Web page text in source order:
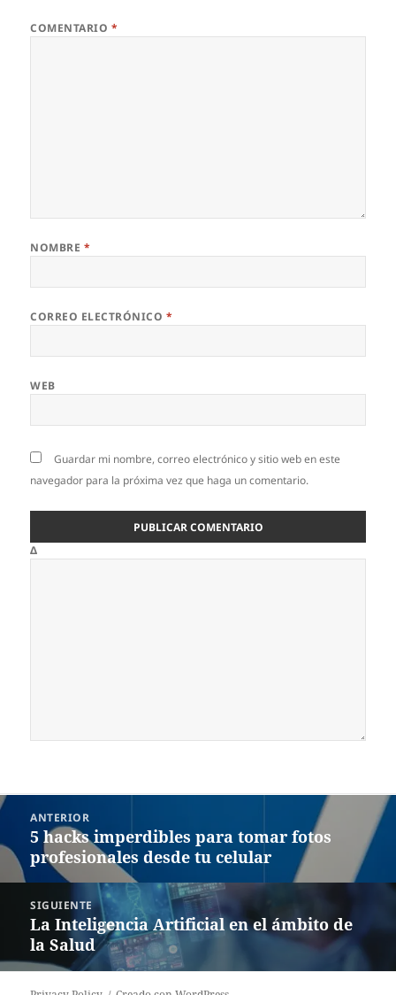
COMENTARIO *
NOMBRE *
CORREO ELECTRÓNICO *
WEB
Guardar mi nombre, correo electrónico y sitio web en este
navegador para la próxima vez que haga un comentario.
Δ
Navegación
entradas
ANTERIOR
Entrada
anterior:
5 hacks imperdibles para tomar fotos
profesionales desde tu celular
SIGUIENTE
Siguiente
entrada:
La Inteligencia Artificial en el ámbito de
la Salud